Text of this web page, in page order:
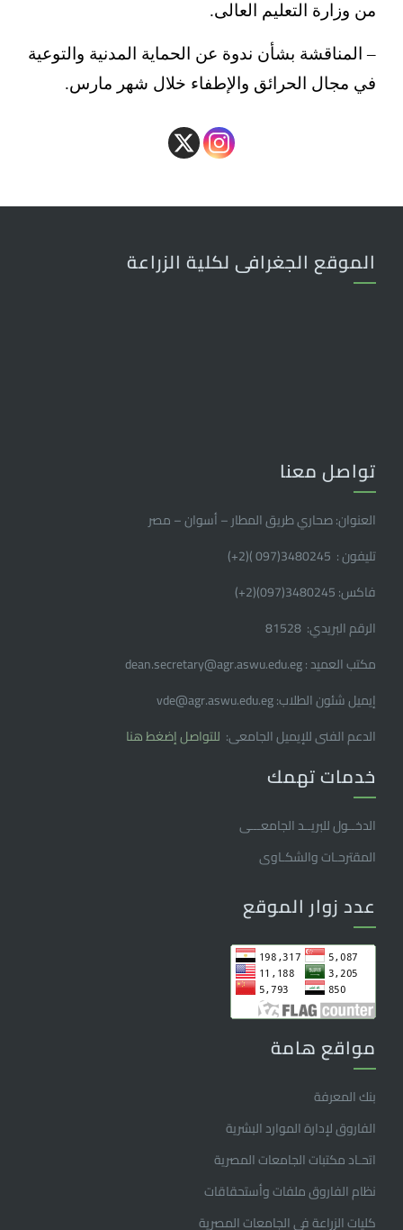
من وزارة التعليم العالى.
– المناقشة بشأن ندوة عن الحماية المدنية والتوعية
في مجال الحرائق والإطفاء خلال شهر مارس.
الموقع الجغرافى لكلية الزراعة
تواصل معنا
العنوان: صحاري طريق المطار – أسوان – مصر
تليفون : 3480245(097 )(2
+
)
فاكس: 3480245(097)(2
+
)
الرقم البريدي: 81528
مكتب العميد : dean.secretary@agr.aswu.edu.eg
إيميل شئون الطلاب: vde@agr.aswu.edu.eg
الدعم الفنى للإيميل الجامعى: للتواصل إضغط هنا
خدمات تهمك
الدخــول للبريــد الجامعـــى
المقترحـات والشكـاوى
عدد زوار الموقع
مواقع هامة
بنك المعرفة
الفاروق ﻹدارة الموارد البشرية
اتحـاد مكتبات الجامعات المصرية
نظام الفاروق ملفات وأستحقاقات
كليات الزراعة فى الجامعات المصرية